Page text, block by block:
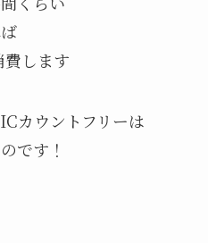
します
カウントフリーは
です！